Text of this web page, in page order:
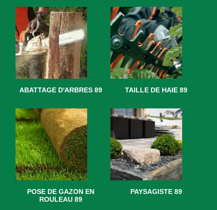
ABATTAGE D'ARBRES 89 TAILLE DE HAIE 89
POSE DE GAZON EN
ROULEAU 89
PAYSAGISTE 89